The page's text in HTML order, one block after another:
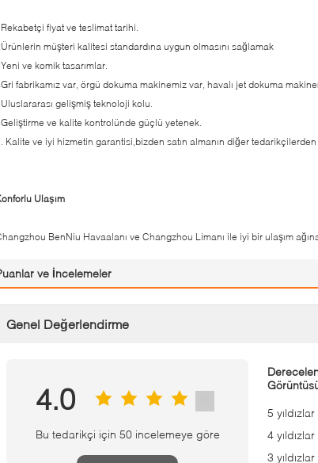
fiyat ve teslimat tarihi.
müşteri kalitesi standardına uygun olmasını sağlamak
ve komik tasarımlar.
fabrikamız var, örgü dokuma makinemiz var, havalı jet dokuma
gelişmiş teknoloji kolu.
ve kalite kontrolünde güçlü yetenek.
Kalite ve iyi hizmetin garantisi,bizden satın almanın diğer
Ulaşım
BenNiu Havaalanı ve Changzhou Limanı ile iyi bir ulaşım
ve İncelemeler
Genel Değerlendirme
4.0
Bu tedarikçi için 50 incelemeye göre
5 yıldızlar
4 yıldızlar
3 yıldızlar